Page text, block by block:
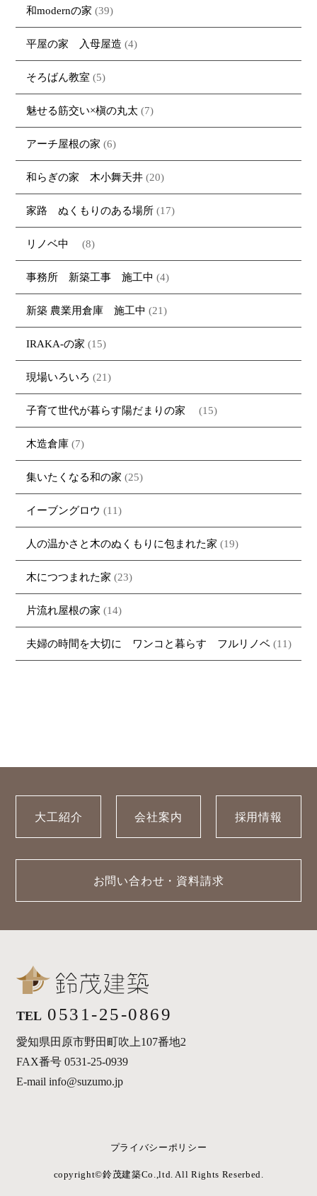
和modernの家 (39)
平屋の家 入母屋造 (4)
そろばん教室 (5)
魅せる筋交い×槇の丸太 (7)
アーチ屋根の家 (6)
和らぎの家 木小舞天井 (20)
家路 ぬくもりのある場所 (17)
リノベ中 (8)
事務所 新築工事 施工中 (4)
新築 農業用倉庫 施工中 (21)
IRAKA-の家 (15)
現場いろいろ (21)
子育て世代が暮らす陽だまりの家 (15)
木造倉庫 (7)
集いたくなる和の家 (25)
イーブングロウ (11)
人の温かさと木のぬくもりに包まれた家 (19)
木につつまれた家 (23)
片流れ屋根の家 (14)
夫婦の時間を大切に ワンコと暮らす フルリノベ (11)
大工紹介 会社案内 採用情報
お問い合わせ・資料請求
TEL 0531-25-0869
愛知県田原市野田町吹上107番地2
FAX番号 0531-25-0939
E-mail info@suzumo.jp
プライバシーポリシー
copyright©︎鈴茂建築Co.,ltd. All Rights Reserbed.